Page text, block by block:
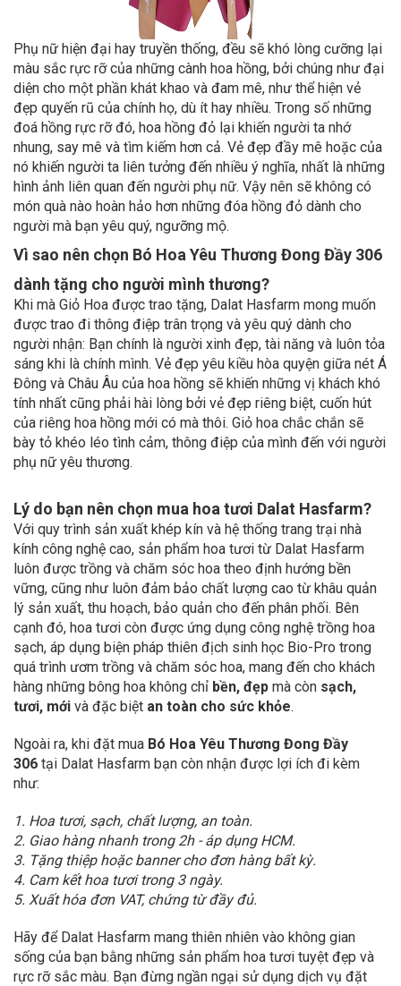
Phụ nữ hiện đại hay truyền thống, đều sẽ khó lòng cưỡng lại
màu sắc rực rỡ của những cành hoa hồng, bởi chúng như đại
diện cho một phần khát khao và đam mê, như thể hiện vẻ
đẹp quyến rũ của chính họ, dù ít hay nhiều. Trong số những
đoá hồng rực rỡ đó, hoa hồng đỏ lại khiến người ta nhớ
nhung, say mê và tìm kiếm hơn cả. Vẻ đẹp đầy mê hoặc của
nó khiến người ta liên tưởng đến nhiều ý nghĩa, nhất là những
hình ảnh liên quan đến người phụ nữ. Vậy nên sẽ không có
món quà nào hoàn hảo hơn những đóa hồng đỏ dành cho
người mà bạn yêu quý, ngưỡng mộ.
Vì sao nên chọn Bó Hoa Yêu Thương Đong Đầy 306
dành tặng cho người mình thương?
Khi mà Giỏ Hoa được trao tặng, Dalat Hasfarm mong muốn
được trao đi thông điệp trân trọng và yêu quý dành cho
người nhận: Bạn chính là người xinh đẹp, tài năng và luôn tỏa
sáng khi là chính mình. Vẻ đẹp yêu kiều hòa quyện giữa nét Á
Đông và Châu Âu của hoa hồng sẽ khiến những vị khách khó
tính nhất cũng phải hài lòng bởi vẻ đẹp riêng biệt, cuốn hút
của riêng hoa hồng mới có mà thôi. Giỏ hoa chắc chắn sẽ
bày tỏ khéo léo tình cảm, thông điệp của mình đến với người
phụ nữ yêu thương.
Lý do bạn nên chọn mua hoa tươi Dalat Hasfarm?
Với quy trình sản xuất khép kín và hệ thống trang trại nhà
kính công nghệ cao, sản phẩm hoa tươi từ Dalat Hasfarm
luôn được trồng và chăm sóc hoa theo định hướng bền
vững, cũng như luôn đảm bảo chất lượng cao từ khâu quản
lý sản xuất, thu hoạch, bảo quản cho đến phân phối. Bên
cạnh đó, hoa tươi còn được ứng dụng công nghệ trồng hoa
sạch, áp dụng biện pháp thiên địch sinh học Bio-Pro trong
quá trình ươm trồng và chăm sóc hoa, mang đến cho khách
hàng những bông hoa không chỉ bền, đẹp mà còn sạch,
tươi, mới và đặc biệt an toàn cho sức khỏe.
Ngoài ra, khi đặt mua Bó Hoa Yêu Thương Đong Đầy
306 tại Dalat Hasfarm bạn còn nhận được lợi ích đi kèm
như:
1. Hoa tươi, sạch, chất lượng, an toàn.
2. Giao hàng nhanh trong 2h - áp dụng HCM.
3. Tặng thiệp hoặc banner cho đơn hàng bất kỳ.
4. Cam kết hoa tươi trong 3 ngày.
5. Xuất hóa đơn VAT, chứng từ đầy đủ.
Hãy để Dalat Hasfarm mang thiên nhiên vào không gian
sống của bạn bằng những sản phẩm hoa tươi tuyệt đẹp và
rực rỡ sắc màu. Bạn đừng ngần ngại sử dụng dịch vụ đặt